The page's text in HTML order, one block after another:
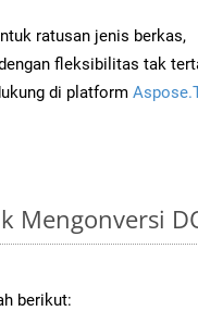
ratusan jenis berkas,
fleksibilitas tak
di platform
Mengonversi
berikut: